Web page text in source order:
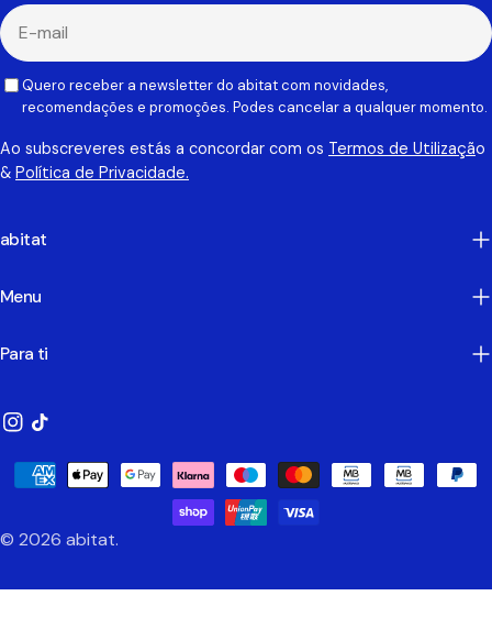
E-
mail
Quero receber a newsletter do abitat com novidades,
recomendações e promoções. Podes cancelar a qualquer momento.
Ao subscreveres estás a concordar com os Termos de Utilização
& Política de Privacidade.
abitat
Menu
Para ti
Instagram
TikTok
© 2026 abitat.
Métodos
Pagamento